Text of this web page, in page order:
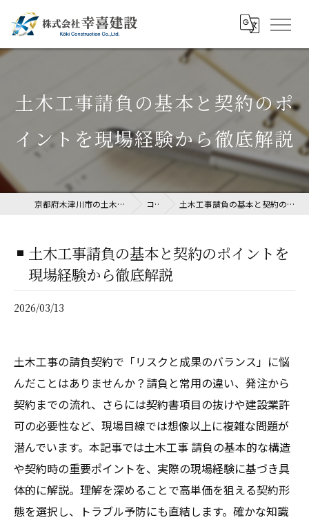
土木工事請負の基本と契約のポ
イントを現場経験から徹底解説
京都府木津川市の土木工事なら株式会社幸喜建設 コラム 土木工事請負の基本と契約のポイントを現場経験から徹底解説
土木工事請負の基本と契約のポイントを
現場経験から徹底解説
2026/03/13
土木工事の請負契約で「リスクと成果のバランス」に悩
んだことはありませんか？請負と常用の違い、発注から
契約までの流れ、さらには契約書項目の抜けや建設業許
可の必要性など、現場目線では想像以上に複雑な問題が
潜んでいます。本記事では土木工事 請負の基本的な構造
や契約時の重要ポイントを、実際の現場経験に基づき具
体的に解説。理解を深めることで高単価を狙える契約形
態を選択し、トラブル予防にも直結します。確かな知識